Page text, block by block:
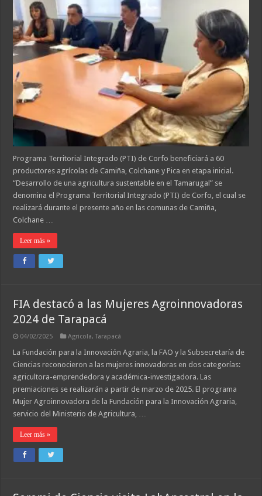
Programa Territorial Integrado (PTI) de Corfo beneficiará a 60
productores agrícolas de Camiña, Colchane y Pica en etapa inicial.
“Desarrollo de una agricultura sustentable en el Tamarugal” se
denomina el Programa Territorial Integrado (PTI) de Corfo, el cual se
realizará durante el presente año en las comunas de Camiña,
Colchane …
Leer más »
FIA destacó a las Mujeres Agroinnovadoras
2024 de Tarapacá
04/02/2025 Agricola,Tarapacá
La Fundación para la Innovación Agraria, la FAO y la Subsecretaría de
Ciencias reconocieron a las mujeres innovadoras en dos categorías:
agricultora-emprendedora y académica-investigadora. Las
premiaciones se realizarán a partir de marzo de 2025. El programa
Mujer Agroinnovadora de la Fundación para la Innovación Agraria,
servicio del Ministerio de Agricultura, …
Leer más »